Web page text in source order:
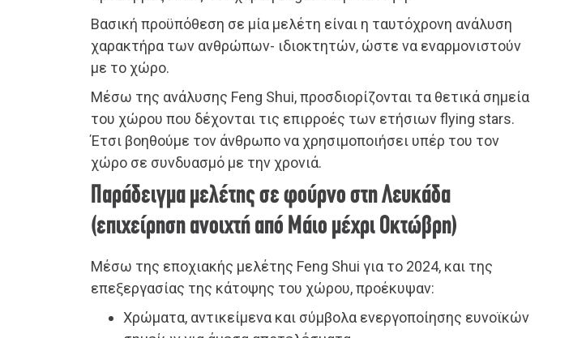
Βασική προϋπόθεση σε μία μελέτη είναι η ταυτόχρονη ανάλυση
χαρακτήρα των ανθρώπων- ιδιοκτητών, ώστε να εναρμονιστούν
με το χώρο.
Μέσω της ανάλυσης Feng Shui, προσδιορίζονται τα θετικά σημεία
του χώρου που δέχονται τις επιρροές των ετήσιων flying stars.
Έτσι βοηθούμε τον άνθρωπο να χρησιμοποιήσει υπέρ του τον
χώρο σε συνδυασμό με την χρονιά.
Παράδειγμα μελέτης σε φούρνο στη Λευκάδα
(επιχείρηση ανοιχτή από Μάιο μέχρι Οκτώβρη)
Μέσω της εποχιακής μελέτης Feng Shui για το 2024, και της
επεξεργασίας της κάτοψης του χώρου, προέκυψαν:
Χρώματα, αντικείμενα και σύμβολα ενεργοποίησης ευνοϊκών